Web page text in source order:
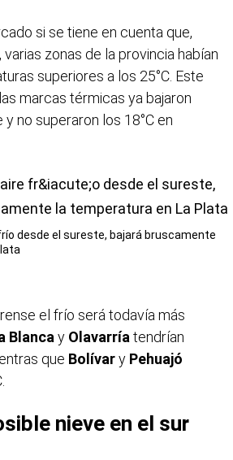
si se tiene en cuenta que,
zonas de la provincia habían
superiores a los 25°C. Este
marcas térmicas ya bajaron
no superaron los 18°C en
desde el sureste, bajará bruscamente
el frío será todavía más
Blanca y Olavarría tendrían
que Bolívary Pehuajó
nieve en el sur